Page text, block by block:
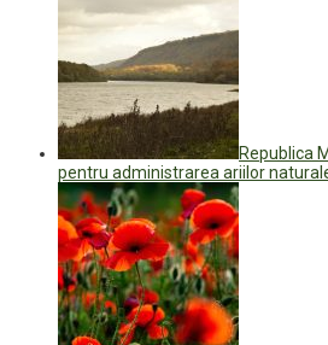
Republica
pentru administrarea ariilor